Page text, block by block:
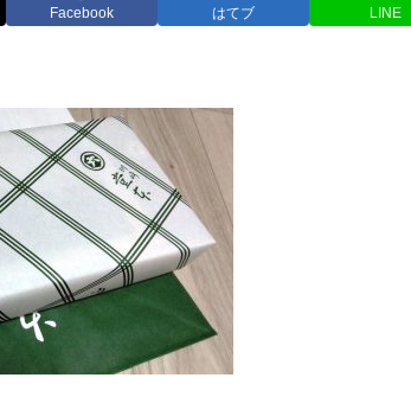
Facebook はてブ LINE